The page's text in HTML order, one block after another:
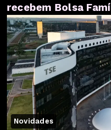
recebem Bolsa
Novidades